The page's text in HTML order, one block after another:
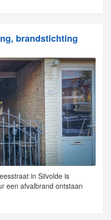
brandstichting
in Silvolde is
een afvalbrand ontstaan